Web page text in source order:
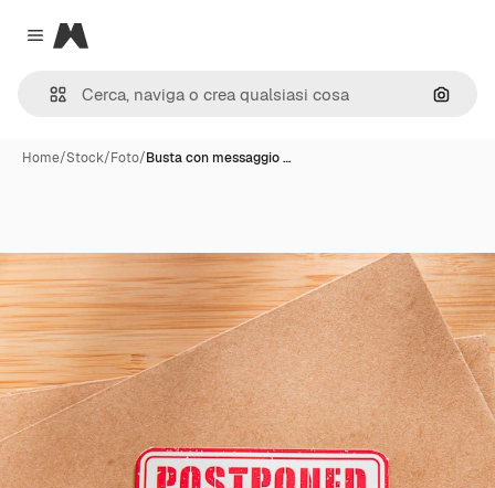
Close menu
Magnific
Cerca
Home/Stock/Foto/Busta con messaggio …